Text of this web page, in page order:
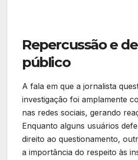
Repercussão e
público
A fala em que a jornalista
investigação foi amplamente
nas redes sociais, gerando
Enquanto alguns usuários
direito ao questionamento,
a importância do respeito às